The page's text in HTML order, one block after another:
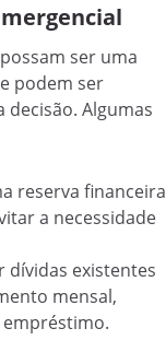
ser uma
podem ser
Algumas
reserva financeira
a necessidade
dívidas existentes
mensal,